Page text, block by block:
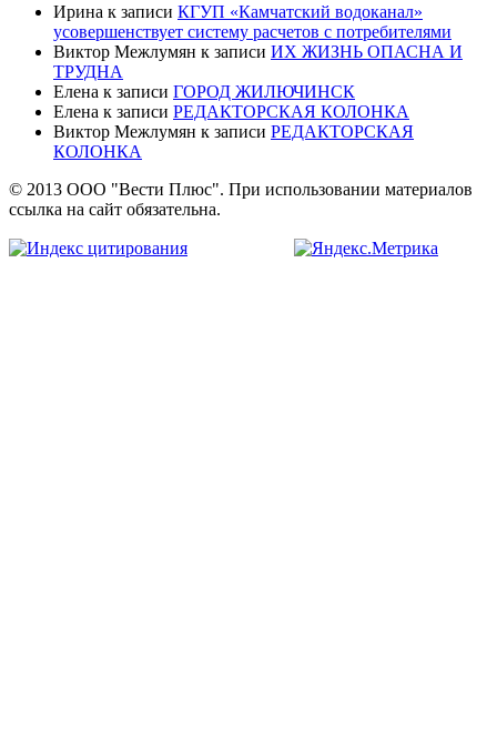
Ирина к записи КГУП «Камчатский водоканал»
усовершенствует систему расчетов с потребителями
Виктор Межлумян к записи ИХ ЖИЗНЬ ОПАСНА И
ТРУДНА
Елена к записи ГОРОД ЖИЛЮЧИНСК
Елена к записи РЕДАКТОРСКАЯ КОЛОНКА
Виктор Межлумян к записи РЕДАКТОРСКАЯ
КОЛОНКА
© 2013 ООО "Вести Плюс". При использовании материалов
ссылка на сайт обязательна.